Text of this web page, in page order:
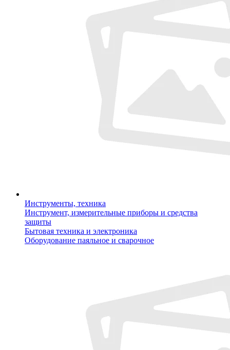
Инструменты, техника
Инструмент, измерительные приборы и средства
защиты
Бытовая техника и электроника
Оборудование паяльное и сварочное